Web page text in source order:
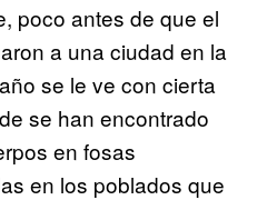
poco antes de que el
a una ciudad en la
se le ve con cierta
se han encontrado
en fosas
en los poblados que